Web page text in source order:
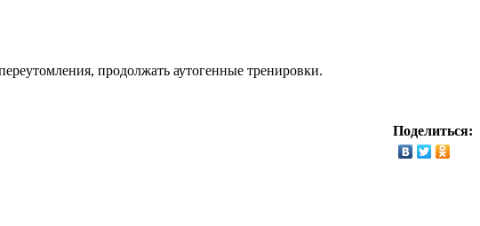
продолжать аутогенные тренировки.
Поделиться: